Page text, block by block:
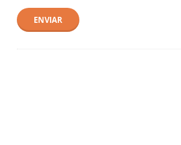
ENVIAR